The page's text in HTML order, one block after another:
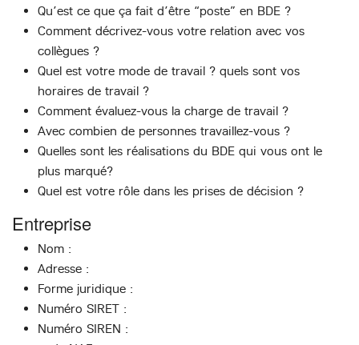
Qu’est ce que ça fait d’être “poste” en BDE ?
Comment décrivez-vous votre relation avec vos
collègues ?
Quel est votre mode de travail ? quels sont vos
horaires de travail ?
Comment évaluez-vous la charge de travail ?
Avec combien de personnes travaillez-vous ?
Quelles sont les réalisations du BDE qui vous ont le
plus marqué?
Quel est votre rôle dans les prises de décision ?
Entreprise
Nom :
Adresse :
Forme juridique :
Numéro SIRET :
Numéro SIREN :